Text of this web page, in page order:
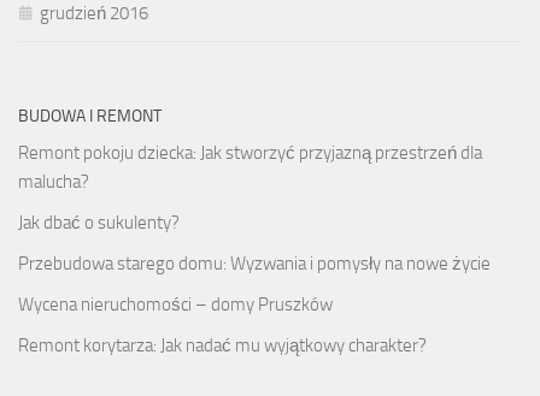
grudzień 2016
BUDOWA I REMONT
Remont pokoju dziecka: Jak stworzyć przyjazną przestrzeń dla
malucha?
Jak dbać o sukulenty?
Przebudowa starego domu: Wyzwania i pomysły na nowe życie
Wycena nieruchomości – domy Pruszków
Remont korytarza: Jak nadać mu wyjątkowy charakter?